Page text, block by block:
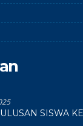
SISWA